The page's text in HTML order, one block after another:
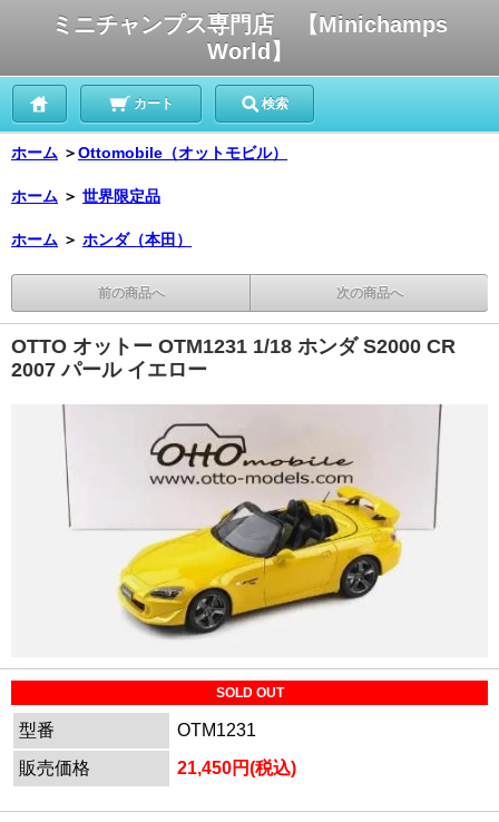
ミニチャンプス専門店 【Minichamps
World】
カート 検索
ホーム ＞Ottomobile（オットモビル）
ホーム ＞ 世界限定品
ホーム ＞ ホンダ（本田）
前の商品へ 次の商品へ
OTTO オットー OTM1231 1/18 ホンダ S2000 CR
2007 パール イエロー
SOLD OUT
型番
OTM1231
販売価格
21,450円(税込)